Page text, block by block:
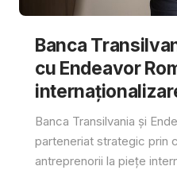
Banca
cu Endeavor
Banca Transilvania și
parteneriat strategic prin
antreprenorii la piețe